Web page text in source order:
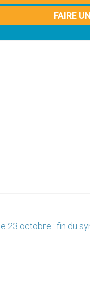
FAIRE
23 octobre : fin du